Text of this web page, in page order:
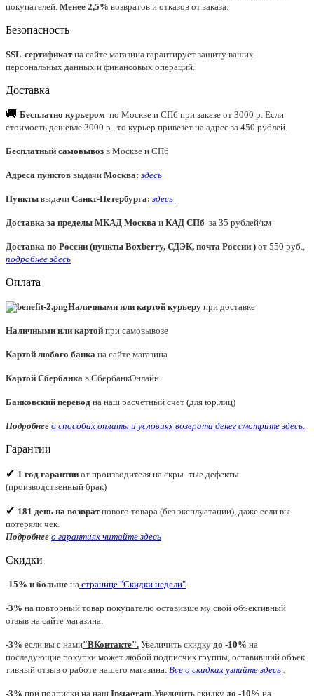
покупателей. Менее 2,5% возвратов и отказов от заказа.
Безопасность
SSL-сертификатна сайте магазина гарантирует защиту ваших
персональных данных и финансовых операций.
Доставка
🚚 Бесплатно курьером по Москве и СПб при заказе от 3000 р. Если
стоимость дешевле 3000 р., то курьер привезет на адрес за 450 рублей.
Бесплатный самовывоз в Москве и СПб
Адреса пунктов выдачи Москва: здесь
Пункты выдачи Санкт-Петербурга: здесь
Доставка за пределы МКАД Москва и КАД СПб за 35 рублей/км
Доставка по России (пункты Boxberry, СДЭК, почта России ) от 550 руб.,
подробнее здесь
Оплата
Наличными или картой курьеру при доставке
Наличными или картой при самовывозе
Картой любого банка на сайте магазина
Картой Сбербанка в СбербанкОнлайн
Банковский перевод на наш расчетный счет (для юр.лиц)
Подробнее о способах оплаты и условиях возврата денег смотрите здесь.
Гарантии
✔ 1 год гарантии от производителя на скры- тые дефекты
(производственный брак)
✔ 181 день на возвратнового товара (без эксплуатации), даже если вы
потеряли чек.
Подробнее о гарантиях читайте здесь
Скидки
-15% и больше на странице "Скидки недели"
-3% на повторный товар покупателю оставивше му свой объективный
отзыв на сайте магазина.
-3% если вы с нами"ВКонтакте". Увеличить скидку до -10% на
последующие покупки может любой подписчик группы, оставивший объек
тивный отзыв о работе нашего магазина. Все о скидках узнайте здесь
-3% при подписки на наш Instagram.Увеличить скидку до -10% на